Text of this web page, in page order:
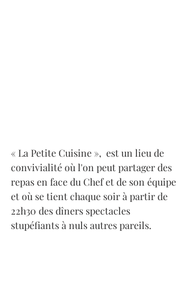
« La Petite Cuisine »,  est un lieu de
convivialité où l'on peut partager des
repas en face du Chef et de son équipe
et où se tient chaque soir à partir de
22h30 des dîners spectacles
stupéfiants à nuls autres pareils.